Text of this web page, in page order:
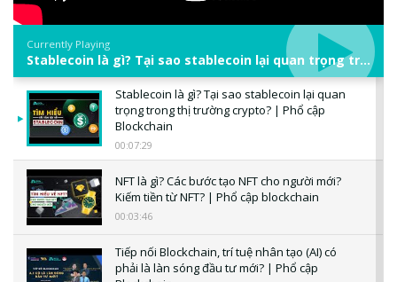
Currently Playing
Stablecoin là gì? Tại sao stablecoin lại quan trọng trong thị trường crypto? | Phổ cập Blockchain
Stablecoin là gì? Tại sao stablecoin lại quan
trọng trong thị trường crypto? | Phổ cập
Blockchain
00:07:29
NFT là gì? Các bước tạo NFT cho người mới?
Kiếm tiền từ NFT? | Phổ cập blockchain
00:03:46
Tiếp nối Blockchain, trí tuệ nhân tạo (AI) có
phải là làn sóng đầu tư mới? | Phổ cập